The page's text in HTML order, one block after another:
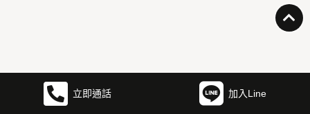
立即通話 加入Line